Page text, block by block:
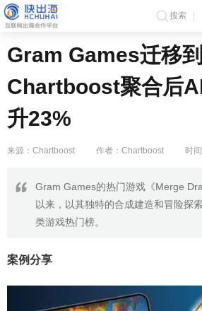
搜索
Gram Games迁移到
Chartboost聚合后
升23%
来源：Chartboost 作者：Chartboost 时
Gram Games的热门游戏《Merge
以来，以其独特的合成建造和冒险探
类游戏热门榜。
案例分享